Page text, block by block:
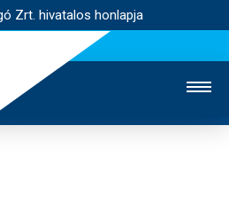
Zrt. hivatalos honlapja